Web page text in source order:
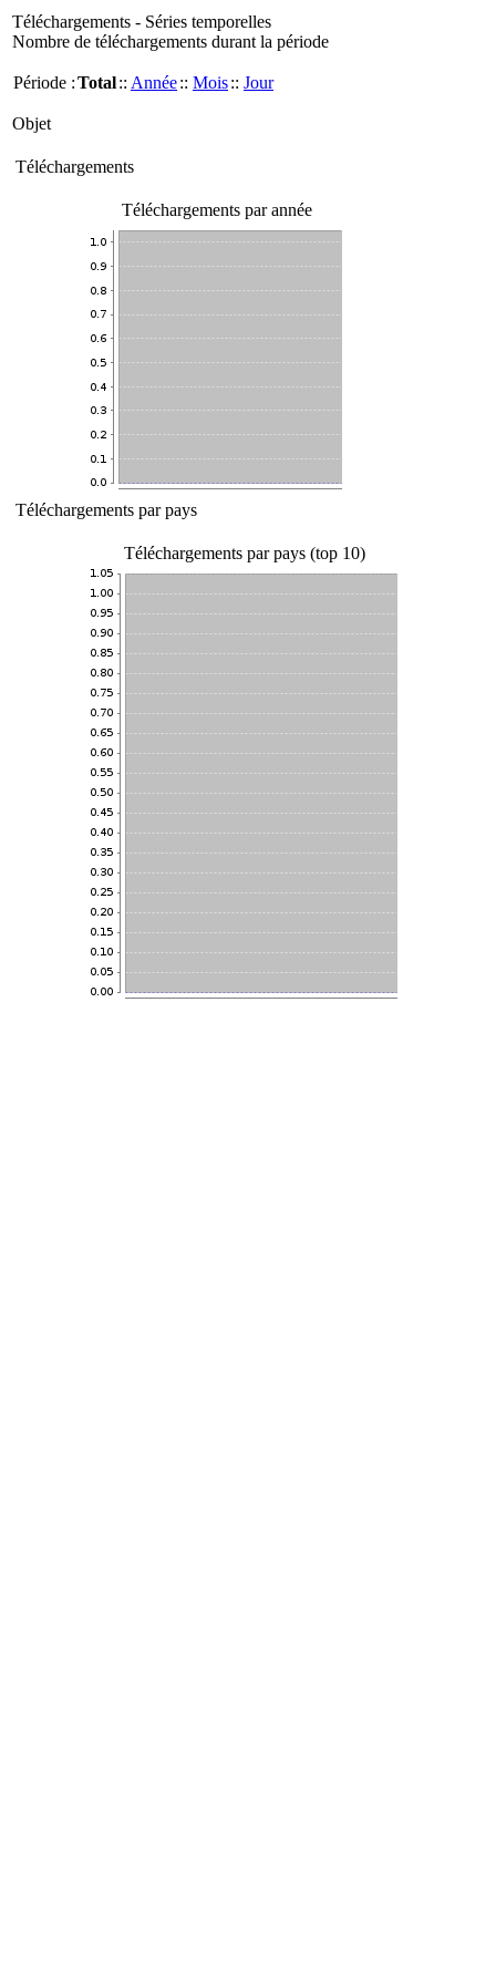
Téléchargements - Séries temporelles
Nombre de téléchargements durant la période
Période :Total:: Année:: Mois:: Jour
Objet
Téléchargements
Téléchargements par année
Téléchargements par pays
Téléchargements par pays (top 10)